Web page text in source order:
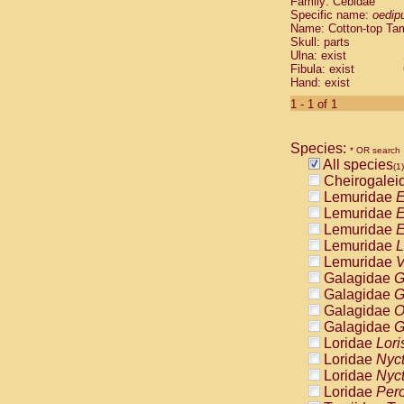
Cebidae
Cebidae
Cebidae
Cebidae
Cebidae
Cebidae
Cebidae
Cebidae
Cebidae
Cebidae
Cebidae
Cebidae
Atelidae
Atelidae
Atelidae
Atelidae
Atelidae
Atelidae
Atelidae
Atelidae
Atelidae
Atelidae
Pitheciidae
Specific name:
Name: Cotton-top
Skull: parts
Ulna: exist
Fibula: exist
Hand: exist
1 - 1 of 1
Species: * OR search
All species(1)
Lemuridae
Lemuridae
Lemuridae
Lemuridae
Lemuridae
Galagidae
Galagidae
Galagidae
Galagidae
Loridae
Loridae
Loridae
Loridae